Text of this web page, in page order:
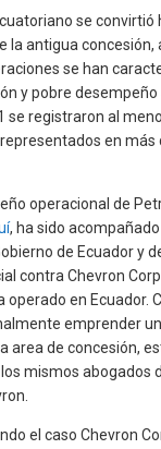
se convirtió
la antigua concesión,
se han
y pobre desempeño
se registraron al
en más
operacional de
, ha sido
de Ecuador y
contra Chevron
operado en Ecuador.
emprender
area de concesión,
mismos abogados
el caso Chevron